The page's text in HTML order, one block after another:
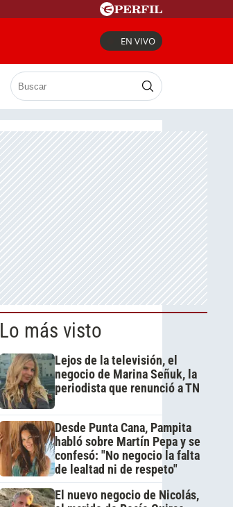
EN VIVO
Lo más visto
Lejos de la televisión, el
negocio de Marina Señuk, la
periodista que renunció a TN
Desde Punta Cana, Pampita
habló sobre Martín Pepa y se
confesó: "No negocio la falta
de lealtad ni de respeto"
El nuevo negocio de Nicolás,